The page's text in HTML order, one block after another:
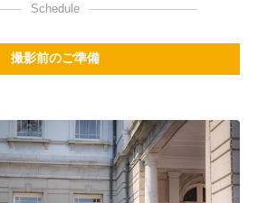
Schedule
撮影前のご準備